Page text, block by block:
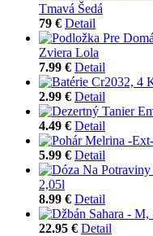
Tmavá Šedá
79 € Detail
Zviera Lola
7.99 € Detail
2.99 € Detail
4.49 € Detail
5.99 € Detail
2,05l
8.99 € Detail
22.95 € Detail